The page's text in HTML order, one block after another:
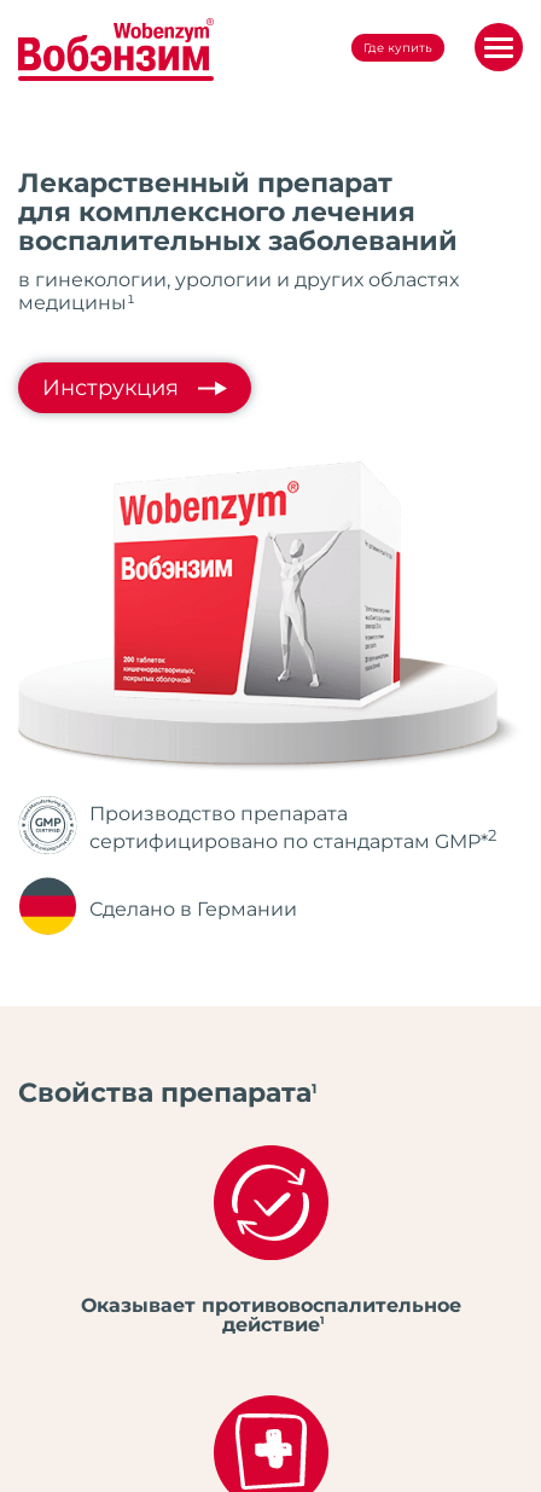
Где купить
Лекарственный препарат
для комплексного лечения
воспалительных заболеваний
в гинекологии, урологии и других областях
медицины¹
Инструкция
Производство препарата
сертифицировано по стандартам GMP*2
Сделано в Германии
Свойства препарата1
Оказывает противовоспалительное
действие1